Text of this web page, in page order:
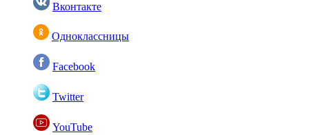
Вконтакте
Одноклассницы
Facebook
Twitter
YouTube